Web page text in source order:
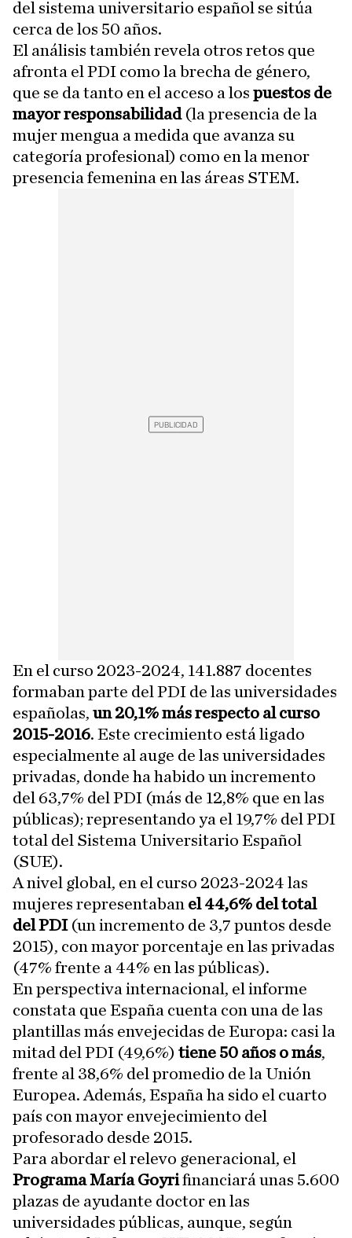
del sistema universitario español se sitúa
cerca de los 50 años.
El análisis también revela otros retos que
afronta el PDI como la brecha de género,
que se da tanto en el acceso a los puestos de
mayor responsabilidad (la presencia de la
mujer mengua a medida que avanza su
categoría profesional) como en la menor
presencia femenina en las áreas STEM.
En el curso 2023-2024, 141.887 docentes
formaban parte del PDI de las universidades
españolas, un 20,1% más respecto al curso
2015-2016. Este crecimiento está ligado
especialmente al auge de las universidades
privadas, donde ha habido un incremento
del 63,7% del PDI (más de 12,8% que en las
públicas); representando ya el 19,7% del PDI
total del Sistema Universitario Español
(SUE).
A nivel global, en el curso 2023-2024 las
mujeres representaban el 44,6% del total
del PDI(un incremento de 3,7 puntos desde
2015), con mayor porcentaje en las privadas
(47% frente a 44% en las públicas).
En perspectiva internacional, el informe
constata que España cuenta con una de las
plantillas más envejecidas de Europa: casi la
mitad del PDI (49,6%) tiene 50 años o más,
frente al 38,6% del promedio de la Unión
Europea. Además, España ha sido el cuarto
país con mayor envejecimiento del
profesorado desde 2015.
Para abordar el relevo generacional, el
Programa María Goyrifinanciará unas 5.600
plazas de ayudante doctor en las
universidades públicas, aunque, según